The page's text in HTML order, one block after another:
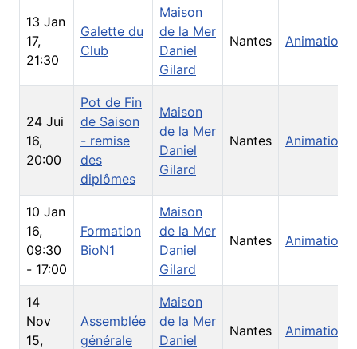
13 Jan
17,
21:30
Galette du
Club
Maison
de la Mer
Daniel
Gilard
Nantes Animations
24 Jui
16,
20:00
Pot de Fin
de Saison
- remise
des
diplômes
Maison
de la Mer
Daniel
Gilard
Nantes Animations
10 Jan
16,
09:30
- 17:00
Formation
BioN1
Maison
de la Mer
Daniel
Gilard
Nantes Animations
14
Nov
15,
Assemblée
générale
Maison
de la Mer
Daniel
Nantes Animations